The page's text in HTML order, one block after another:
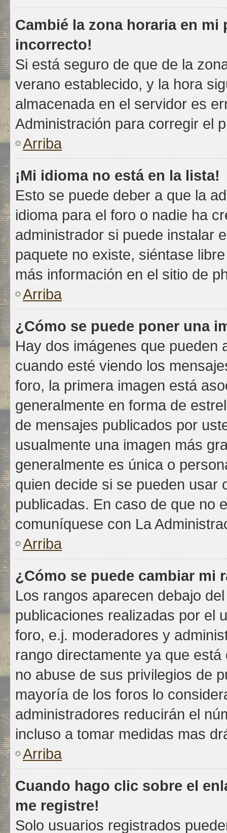
Cambié la zona horaria en
incorrecto!
Si está seguro de que de la
verano establecido, y la hora
almacenada en el servidor es
Administración para corregir el
Arriba
¡Mi idioma no está en la lista!
Esto se puede deber a que la
idioma para el foro o nadie ha
administrador si puede instalar
paquete no existe, siéntase
más información en el sitio de
Arriba
¿Cómo se puede poner una
Hay dos imágenes que pueden
cuando esté viendo los
foro, la primera imagen está
generalmente en forma de
de mensajes publicados por
usualmente una imagen más
generalmente es única o
quien decide si se pueden usar
publicadas. En caso de que no
comuníquese con La
Arriba
¿Cómo se puede cambiar mi
Los rangos aparecen debajo
publicaciones realizadas por el
foro, e.j. moderadores y
rango directamente ya que
no abuse de sus privilegios de
mayoría de los foros lo
administradores reducirán el
incluso a tomar medidas mas
Arriba
Cuando hago clic sobre el
me registre!
Solo usuarios registrados